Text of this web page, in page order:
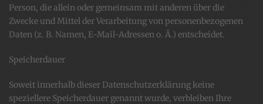
Person, die allein oder gemeinsam mit anderen über die
Zwecke und Mittel der Verarbeitung von personenbezogenen
Daten (z. B. Namen, E-Mail-Adressen o. Ä.) entscheidet.
Speicherdauer
Soweit innerhalb dieser Datenschutzerklärung keine
speziellere Speicherdauer genannt wurde, verbleiben Ihre